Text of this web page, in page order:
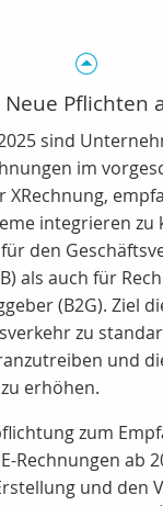
Neue Pflichten
sind
im
XRechnung,
integrieren zu
den
als auch für
(B2G). Ziel
zu
und
erhöhen.
zum
Rechnungen ab
und den